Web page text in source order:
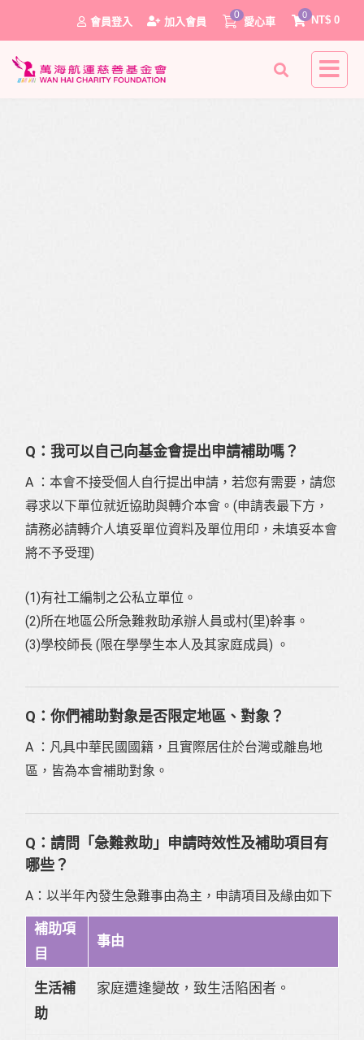
會員登入 加入會員
0
愛心車 NT$ 0
0
Q：我可以自己向基金會提出申請補助嗎？
A ：本會不接受個人自行提出申請，若您有需要，請您
尋求以下單位就近協助與轉介本會。(申請表最下方，
請務必請轉介人填妥單位資料及單位用印，未填妥本會
將不予受理)
(1)有社工編制之公私立單位。
(2)所在地區公所急難救助承辦人員或村(里)幹事。
(3)學校師長 (限在學學生本人及其家庭成員) 。
Q：你們補助對象是否限定地區、對象？
A ：凡具中華民國國籍，且實際居住於台灣或離島地
區，皆為本會補助對象。
Q：請問「急難救助」申請時效性及補助項目有
哪些？
A：以半年內發生急難事由為主，申請項目及緣由如下
補助項
目
事由
生活補
助
家庭遭逢變故，致生活陷困者。